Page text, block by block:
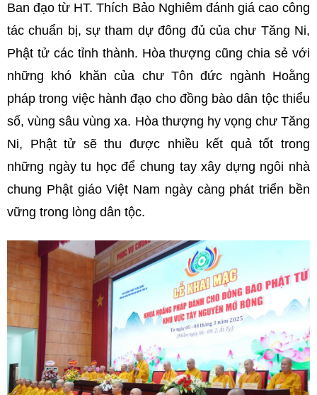
Ban đạo từ HT. Thích Bảo Nghiêm đánh giá cao công
tác chuẩn bị, sự tham dự đông đủ của chư Tăng Ni,
Phật tử các tỉnh thành. Hòa thượng cũng chia sẻ với
những khó khăn của chư Tôn đức ngành Hoằng
pháp trong việc hành đạo cho đồng bào dân tộc thiểu
số, vùng sâu vùng xa. Hòa thượng hy vọng chư Tăng
Ni, Phật tử sẽ thu được nhiều kết quả tốt trong
những ngày tu học để chung tay xây dựng ngôi nhà
chung Phật giáo Việt Nam ngày càng phát triển bền
vững trong lòng dân tộc.